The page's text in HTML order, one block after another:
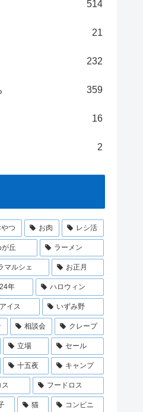
514
21
232
359
16
2
つ お肉 レシ活
が丘 ラーメン
マルシェ お正月
年 ハロウィン
アイス いずみ野
相談会 クレープ
立場 セール
十五夜 キャンプ
ス フードロス
猫 コンビニ